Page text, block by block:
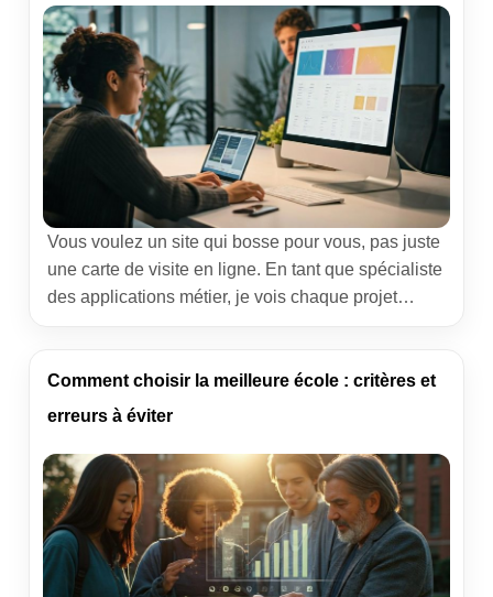
Vous voulez un site qui bosse pour vous, pas juste
une carte de visite en ligne. En tant que spécialiste
des applications métier, je vois chaque projet
de sites web menée par une équipe rodée change
la donne : trajectoire claire, […]
Comment choisir la meilleure école : critères et
erreurs à éviter